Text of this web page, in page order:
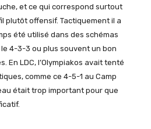
et ce qui correspond surtout
plutôt offensif. Tactiquement il a
été utilisé dans des schémas
4-3-3 ou plus souvent un bon
En LDC, l’Olympiakos avait tenté
comme ce 4-5-1 au Camp
était trop important pour que